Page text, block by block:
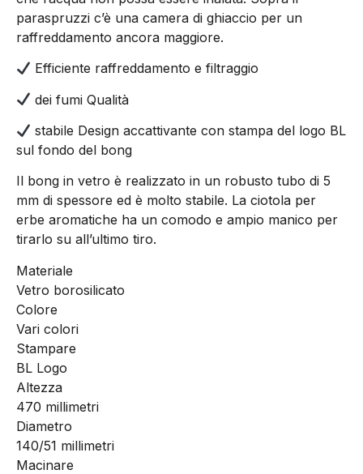
paraspruzzi c’è una camera di ghiaccio per un
raffreddamento ancora maggiore.
Efficiente raffreddamento e filtraggio
dei fumi Qualità
stabile Design accattivante con stampa del logo BL
sul fondo del bong
Il bong in vetro è realizzato in un robusto tubo di 5
mm di spessore ed è molto stabile. La ciotola per
erbe aromatiche ha un comodo e ampio manico per
tirarlo su all’ultimo tiro.
Materiale
Vetro borosilicato
Colore
Vari colori
Stampare
BL Logo
Altezza
470 millimetri
Diametro
140/51 millimetri
Macinare